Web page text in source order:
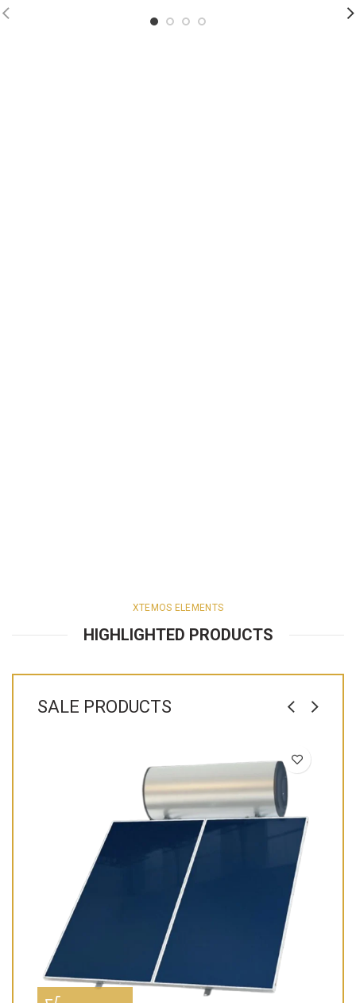
XTEMOS ELEMENTS
HIGHLIGHTED PRODUCTS
SALE PRODUCTS